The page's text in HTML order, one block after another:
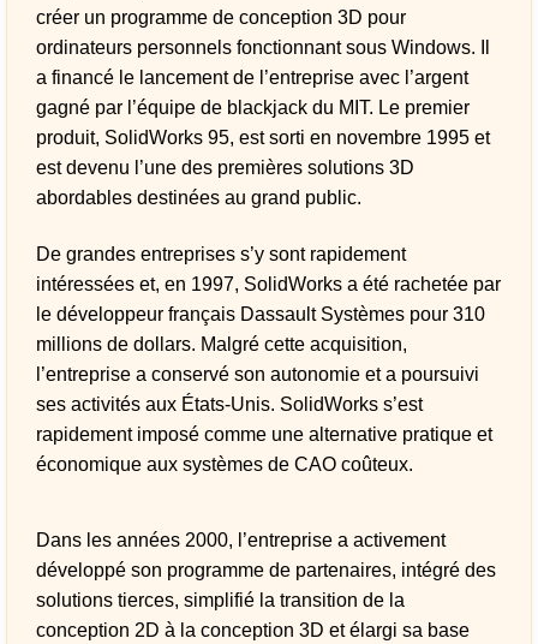
créer un programme de conception 3D pour
ordinateurs personnels fonctionnant sous Windows. Il
a financé le lancement de l’entreprise avec l’argent
gagné par l’équipe de blackjack du MIT. Le premier
produit, SolidWorks 95, est sorti en novembre 1995 et
est devenu l’une des premières solutions 3D
abordables destinées au grand public.
De grandes entreprises s’y sont rapidement
intéressées et, en 1997, SolidWorks a été rachetée par
le développeur français Dassault Systèmes pour 310
millions de dollars. Malgré cette acquisition,
l’entreprise a conservé son autonomie et a poursuivi
ses activités aux États-Unis. SolidWorks s’est
rapidement imposé comme une alternative pratique et
économique aux systèmes de CAO coûteux.
Dans les années 2000, l’entreprise a activement
développé son programme de partenaires, intégré des
solutions tierces, simplifié la transition de la
conception 2D à la conception 3D et élargi sa base